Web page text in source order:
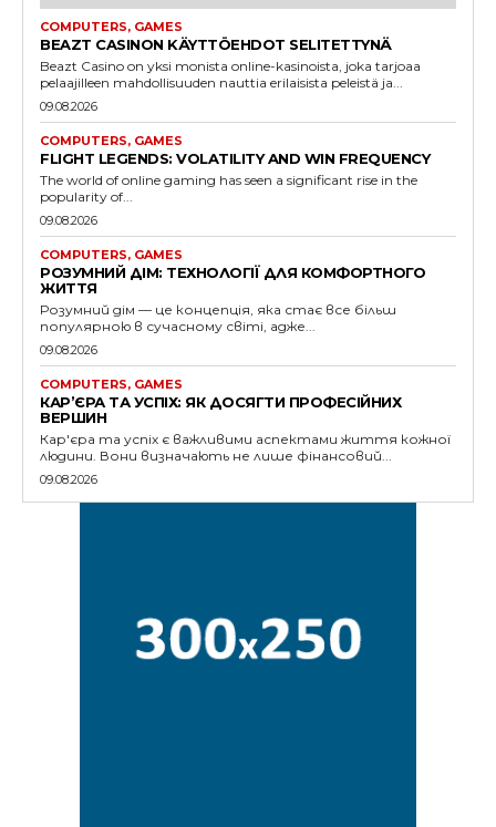
COMPUTERS, GAMES
BEAZT CASINON KÄYTTÖEHDOT SELITETTYNÄ
Beazt Casino on yksi monista online-kasinoista, joka tarjoaa
pelaajilleen mahdollisuuden nauttia erilaisista peleistä ja...
09.08.2026
COMPUTERS, GAMES
FLIGHT LEGENDS: VOLATILITY AND WIN FREQUENCY
The world of online gaming has seen a significant rise in the
popularity of...
09.08.2026
COMPUTERS, GAMES
РОЗУМНИЙ ДІМ: ТЕХНОЛОГІЇ ДЛЯ КОМФОРТНОГО
ЖИТТЯ
Розумний дім — це концепція, яка стає все більш
популярною в сучасному світі, адже...
09.08.2026
COMPUTERS, GAMES
КАР’ЄРА ТА УСПІХ: ЯК ДОСЯГТИ ПРОФЕСІЙНИХ
ВЕРШИН
Кар'єра та успіх є важливими аспектами життя кожної
людини. Вони визначають не лише фінансовий...
09.08.2026